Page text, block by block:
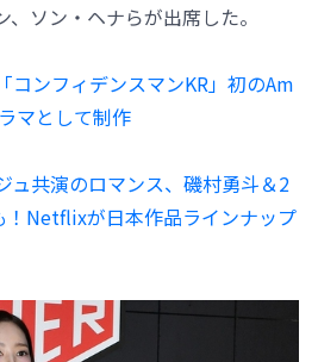
ソン・ヘナらが出席した。
コンフィデンスマンKR」初のAm
マとして制作
ュ共演のロマンス、磯村勇斗＆2
！Netflixが日本作品ラインナップ